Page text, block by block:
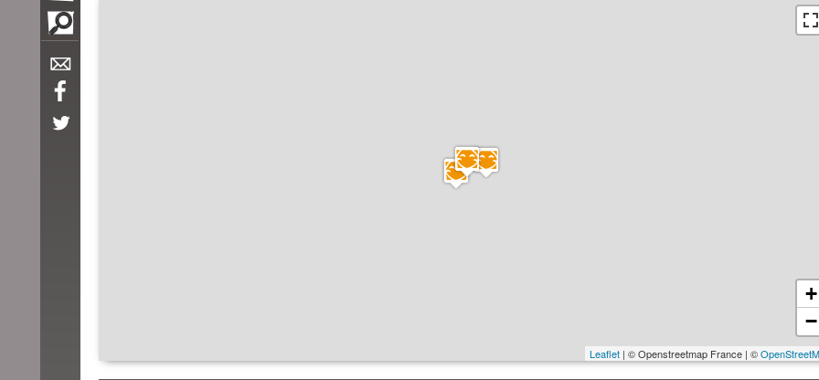
+
−
Leaflet| © Openstreetmap France | ©